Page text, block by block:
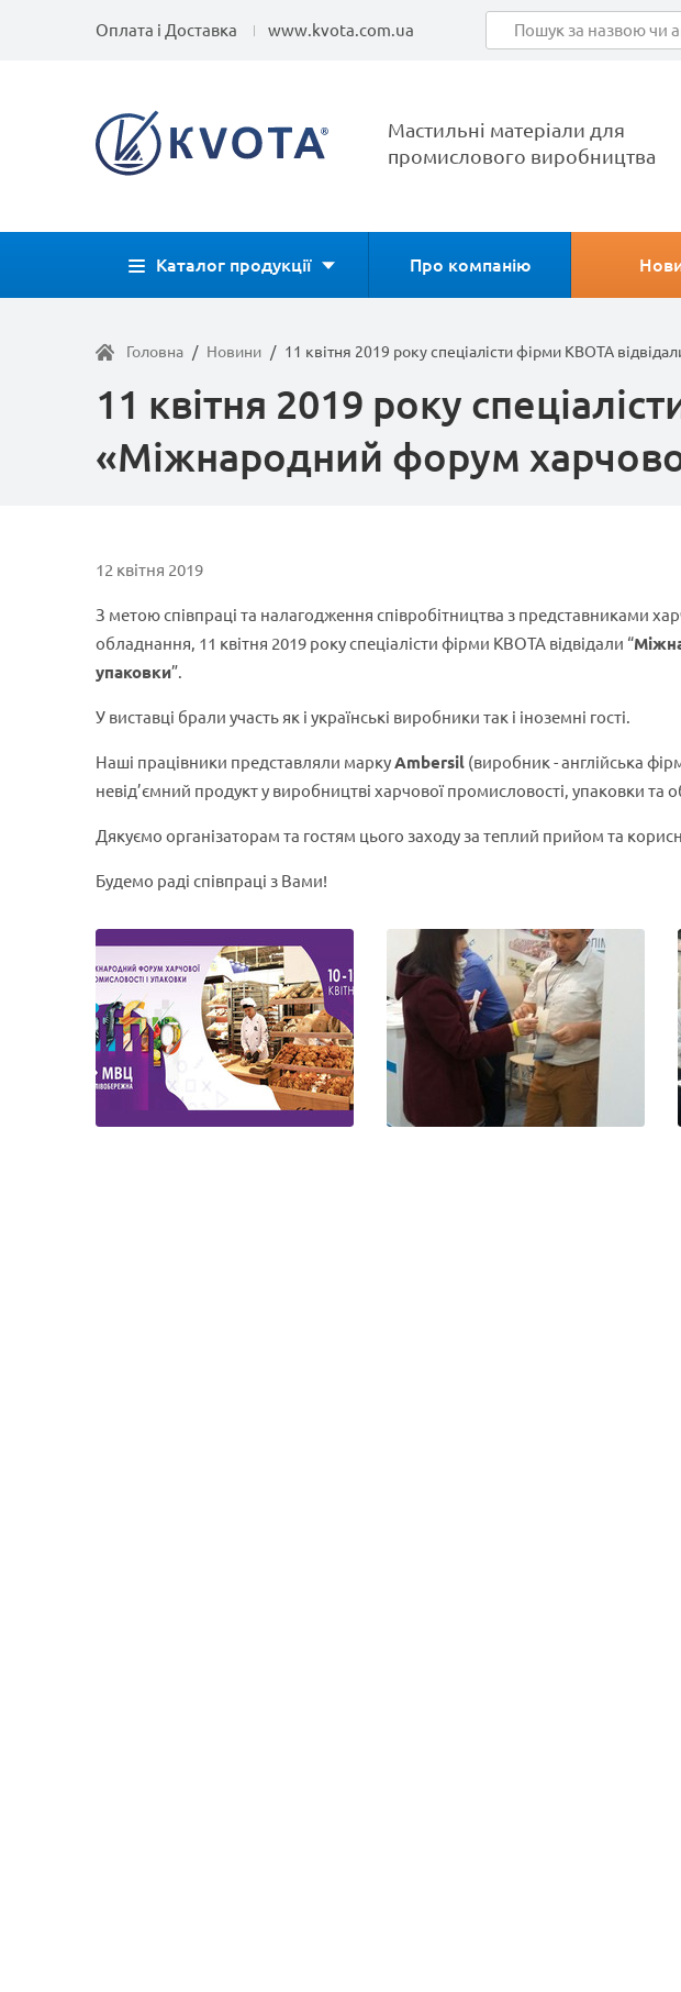
Оплата і Доставка www.kvota.com.ua
Мастильні матеріали для
промислового виробництва
Каталог продукції Про компанію
Головна / Новини / 11 квітня 2019 року спеціалісти фірми КВОТА
11 квітня 2019 року
«Міжнародний форум
12 квітня 2019
З метою співпраці та налагодження співробітництва з представниками
обладнання, 11 квітня 2019 року спеціалісти фірми КВОТА відвідали “
упаковки”.
У виставці брали участь як і українські виробники так і іноземні гості.
Наші працівники представляли маркуAmbersil (виробник - англійська
невід’ємний продукт у виробництві харчової промисловості, упаковки та
Дякуємо організаторам та гостям цього заходу за теплий прийом та
Будемо раді співпраці з Вами!